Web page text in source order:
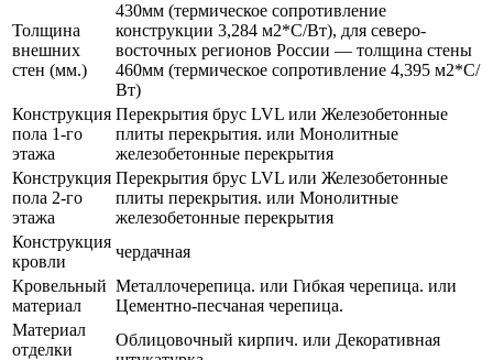
Толщина
внешних
стен (мм.)
430мм (термическое сопротивление
конструкции 3,284 м2*С/Вт), для северо-
восточных регионов России — толщина стены
460мм (термическое сопротивление 4,395 м2*С/
Вт)
Конструкция
пола 1-го
этажа
Перекрытия брус LVL или Железобетонные
плиты перекрытия. или Монолитные
железобетонные перекрытия
Конструкция
пола 2-го
этажа
Перекрытия брус LVL или Железобетонные
плиты перекрытия. или Монолитные
железобетонные перекрытия
Конструкция
кровли
чердачная
Кровельный
материал
Металлочерепица. или Гибкая черепица. или
Цементно-песчаная черепица.
Материал
отделки
Облицовочный кирпич. или Декоративная